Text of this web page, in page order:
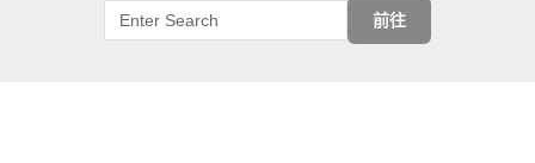
前往